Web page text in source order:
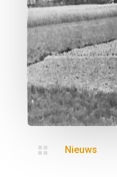
 Nieuws